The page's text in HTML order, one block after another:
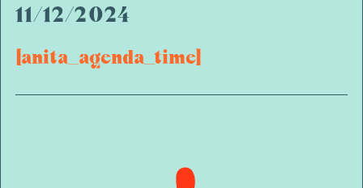
11/12/2024
[anita_agenda_time]